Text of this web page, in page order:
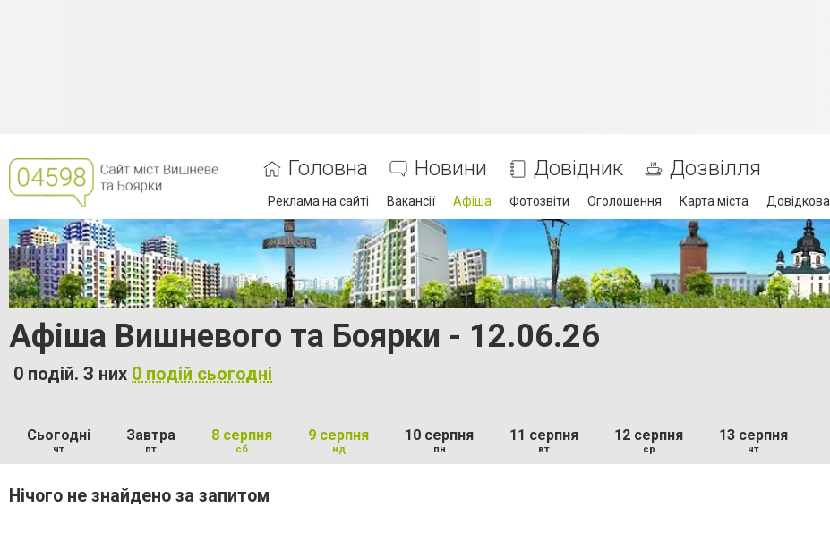
Головна Новини Довідник Дозвілля
Реклама на сайті Вакансії Афіша Фотозвіти Оголошення Карта міста Довідкова
Афіша Вишневого та Боярки - 12.06.26
0 подій. З них 0 подій сьогодні
Сьогодні
чт
Завтра
пт
8 серпня
сб
9 серпня
нд
10 серпня
пн
11 серпня
вт
12 серпня
ср
13 серпня
чт
Нічого не знайдено за запитом